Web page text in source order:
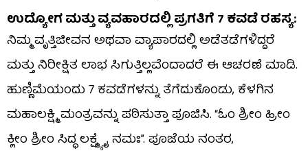
ಉದ್ಯೋಗ ಮತ್ತು ವ್ಯವಹಾರದಲ್ಲಿ ಪ್ರಗತಿಗೆ 7 ಕವಡೆ ರಹಸ್ಯ:
ನಿಮ್ಮ ವೃತ್ತಿಜೀವನ ಅಥವಾ ವ್ಯಾಪಾರದಲ್ಲಿ ಅಡೆತಡೆಗಳಿದ್ದರೆ
ಮತ್ತು ನಿರೀಕ್ಷಿತ ಲಾಭ ಸಿಗುತ್ತಿಲ್ಲವೆಂದಾದರೆ ಈ ಆಚರಣೆ ಮಾಡಿ.
ಹುಣ್ಣಿಮೆಯಂದು 7 ಕವಡೆಗಳನ್ನು ತೆಗೆದುಕೊಂಡು, ಕೆಳಗಿನ
ಮಹಾಲಕ್ಷ್ಮಿ ಮಂತ್ರವನ್ನು ಪಠಿಸುತ್ತಾ ಪೂಜಿಸಿ. “ಓಂ ಶ್ರೀಂ ಹ್ರೀಂ
ಕ್ಲೀಂ ಶ್ರೀಂ ಸಿದ್ಧ ಲಕ್ಷ್ಮ್ಯೈ ನಮಃ”. ಪೂಜೆಯ ನಂತರ,